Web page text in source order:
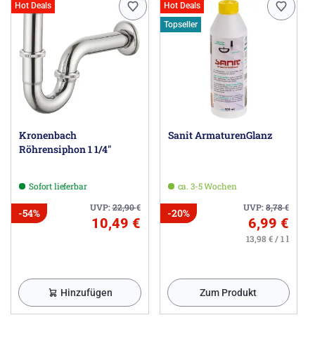
Hot Deals
Kronenbach
Röhrensiphon 1 1/4"
Sofort lieferbar
UVP:22,90€
-54%
10,49 €
Hinzufügen
Hot Deals
Topseller
Sanit ArmaturenGlanz
ca. 3-5 Wochen
UVP:8,78€
-20%
6,99 €
13,98 € / 1 l
Zum Produkt